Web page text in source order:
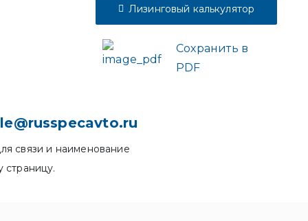
Лизинговый калькулятор
Сохранить в
PDF
связи и наименование
страницу.